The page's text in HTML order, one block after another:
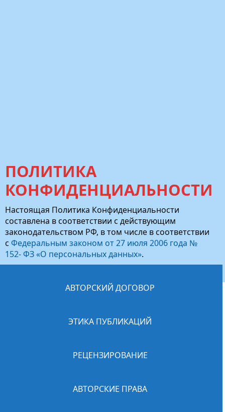
ПОЛИТИКА
КОНФИДЕНЦИАЛЬНОСТИ
Настоящая Политика Конфиденциальности
составлена в соответствии с действующим
законодательством РФ, в том числе в соответствии
с Федеральным законом от 27 июля 2006 года №
152- ФЗ «О персональных данных».
АВТОРСКИЙ ДОГОВОР
ЭТИКА ПУБЛИКАЦИЙ
РЕЦЕНЗИРОВАНИЕ
АВТОРСКИЕ ПРАВА